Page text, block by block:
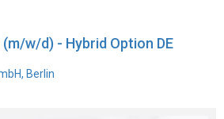
w/d) - Hybrid Option DE
Berlin